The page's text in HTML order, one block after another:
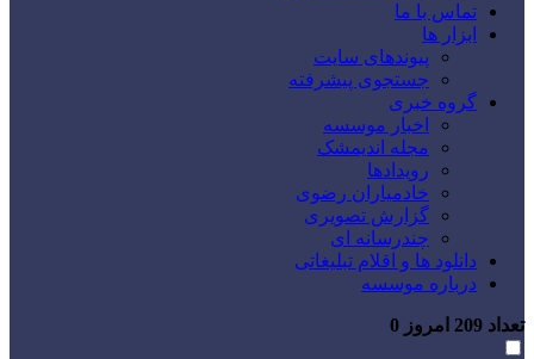
تماس با ما
ابزار ها
پیوندهای سایت
جستجوی پیشرفته
گروه خبری
اخبار موسسه
مجله اندیمشک
رویدادها
خادمیاران رضوی
گزارش تصویری
چندرسانه ای
دانلود ها و اقلام تبلیغاتی
درباره موسسه
تعداد امروز 0